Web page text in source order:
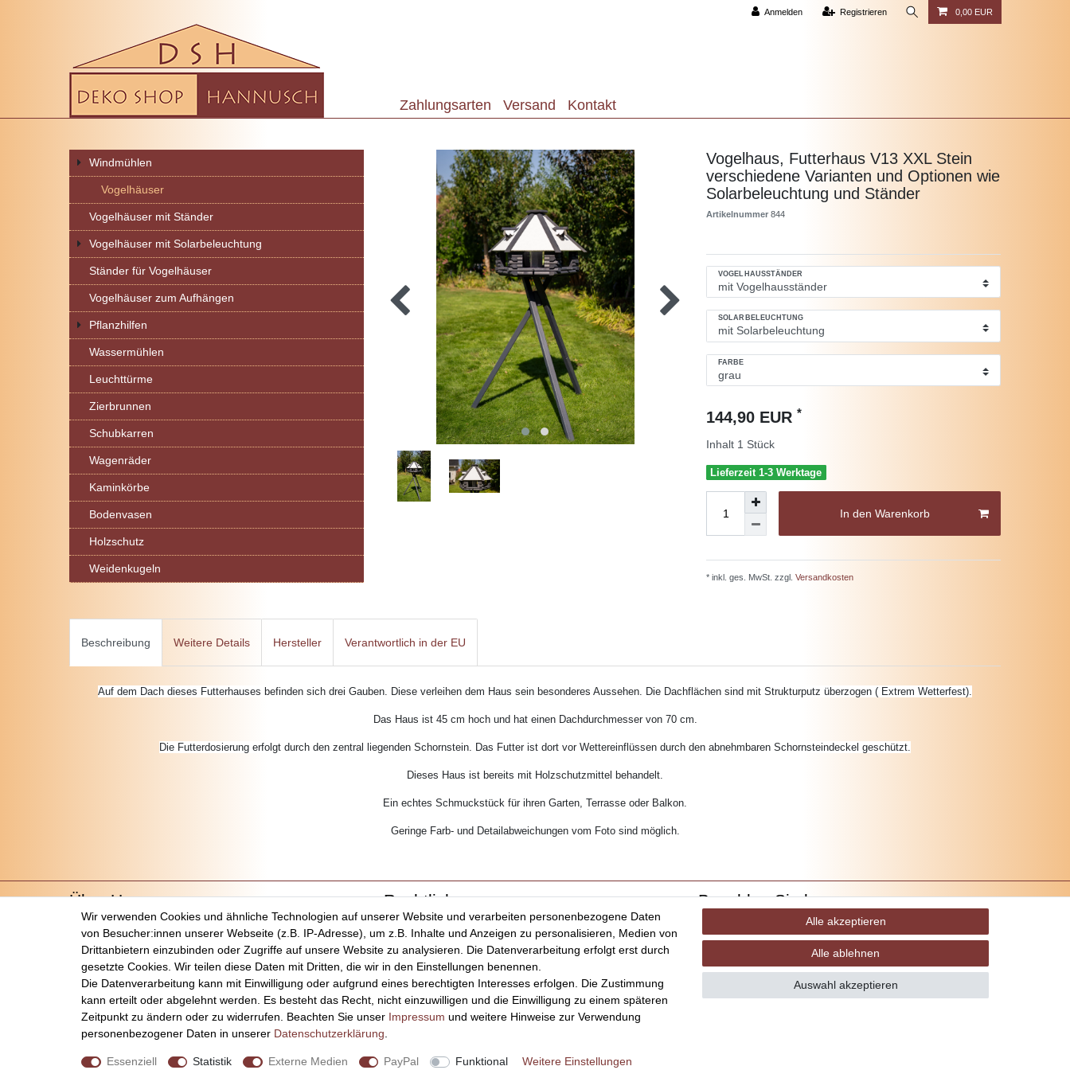
Anmelden Registrieren 0,00 EUR
Zahlungsarten Versand Kontakt
Windmühlen
Vogelhäuser
Vogelhäuser mit Ständer
Vogelhäuser mit Solarbeleuchtung
Ständer für Vogelhäuser
Vogelhäuser zum Aufhängen
Pflanzhilfen
Wassermühlen
Leuchttürme
Zierbrunnen
Schubkarren
Wagenräder
Kaminkörbe
Bodenvasen
Holzschutz
Weidenkugeln
Vogelhaus, Futterhaus V13 XXL Stein
verschiedene Varianten und Optionen wie
Solarbeleuchtung und Ständer
Artikelnummer 844
VOGELHAUSSTÄNDER
SOLARBELEUCHTUNG
FARBE
144,90 EUR *
Inhalt 1 Stück
Lieferzeit 1-3 Werktage
In den Warenkorb
* inkl. ges. MwSt. zzgl. Versandkosten
Beschreibung Weitere Details Hersteller Verantwortlich in der EU
Auf dem Dach dieses Futterhauses befinden sich drei Gauben. Diese verleihen dem Haus sein besonderes Aussehen. Die Dachflächen sind mit Strukturputz überzogen ( Extrem Wetterfest).
Das Haus ist 45 cm hoch und hat einen Dachdurchmesser von 70 cm.
Die Futterdosierung erfolgt durch den zentral liegenden Schornstein. Das Futter ist dort vor Wettereinflüssen durch den abnehmbaren Schornsteindeckel geschützt.
Dieses Haus ist bereits mit Holzschutzmittel behandelt.
Ein echtes Schmuckstück für ihren Garten, Terrasse oder Balkon.
Geringe Farb- und Detailabweichungen vom Foto sind möglich.
Über Uns
Startseite
Versandkosten
Zahlungsarten
Kontakt
Rechtliches
Impressum
AGB
Datenschutz
Widerrufsrecht
Vertrag widerrufen
Bezahlen Sie bequem per
Wir verwenden Cookies und ähnliche Technologien auf unserer Website und verarbeiten personenbezogene Daten
von Besucher:innen unserer Webseite (z.B. IP-Adresse), um z.B. Inhalte und Anzeigen zu personalisieren, Medien von
Drittanbietern einzubinden oder Zugriffe auf unsere Website zu analysieren. Die Datenverarbeitung erfolgt erst durch
gesetzte Cookies. Wir teilen diese Daten mit Dritten, die wir in den Einstellungen benennen.
Die Datenverarbeitung kann mit Einwilligung oder aufgrund eines berechtigten Interesses erfolgen. Die Zustimmung
kann erteilt oder abgelehnt werden. Es besteht das Recht, nicht einzuwilligen und die Einwilligung zu einem späteren
Zeitpunkt zu ändern oder zu widerrufen. Beachten Sie unser Impressum und weitere Hinweise zur Verwendung
personenbezogener Daten in unserer Daten­schutz­erklärung
Essenziell Statistik Externe Medien PayPal Funktional Weitere Einstellungen
Alle akzeptieren
Alle ablehnen
Auswahl akzeptieren